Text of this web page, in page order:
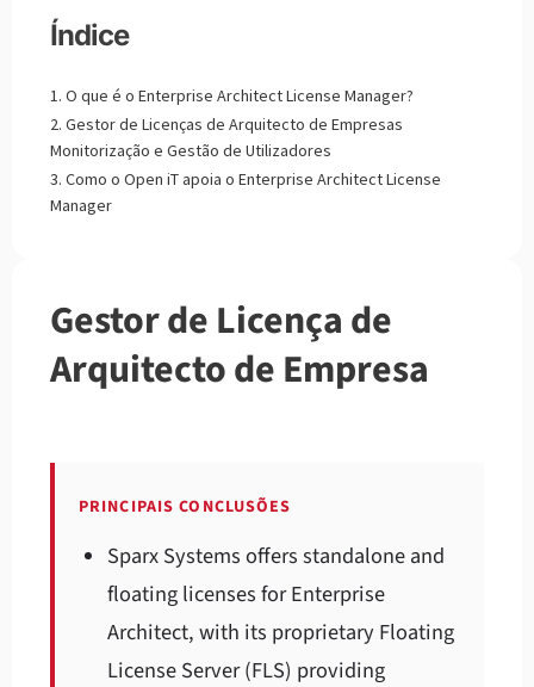
Índice
O que é o Enterprise Architect License Manager?
Gestor de Licenças de Arquitecto de Empresas
Monitorização e Gestão de Utilizadores
Como o Open iT apoia o Enterprise Architect License
Manager
Gestor de Licença de
Arquitecto de Empresa
PRINCIPAIS CONCLUSÕES
Sparx Systems offers standalone and
floating licenses for Enterprise
Architect, with its proprietary Floating
License Server (FLS) providing